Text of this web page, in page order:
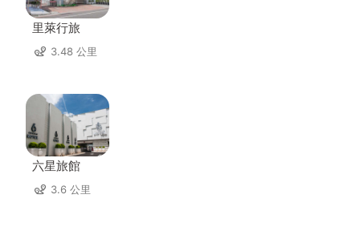
里萊行旅
3.48 公里
六星旅館
3.6 公里